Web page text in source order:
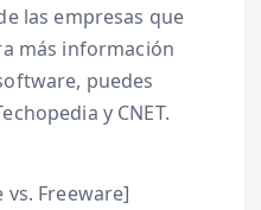
las empresas que
más información
puedes
y CNET.
vs. Freeware]